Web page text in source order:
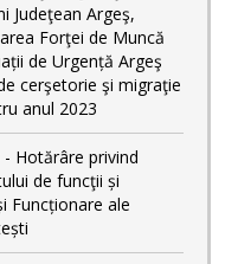
Judeţean Argeş,
Forţei de Muncă
de Urgență Argeş
cerşetorie şi migraţie
anul 2023
Hotărâre privind
de funcţii și
Funcționare ale